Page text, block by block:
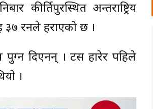
कीर्तिपुरस्थित अन्तर्राष्ट्रिय
रनले हराएको छ ।
पुग्न दिएनन् । टस हारेर पहिले
।